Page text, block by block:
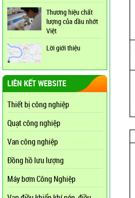
Thương hiệu chất
lượng của dầu nhớt
Việt
Lời giới thiệu
LIÊN KẾT WEBSITE
Thiết bị công nghiệp
Quạt công nghiệp
Van công nghiệp
Đồng hồ lưu lượng
Máy bơm Công Nghiệp